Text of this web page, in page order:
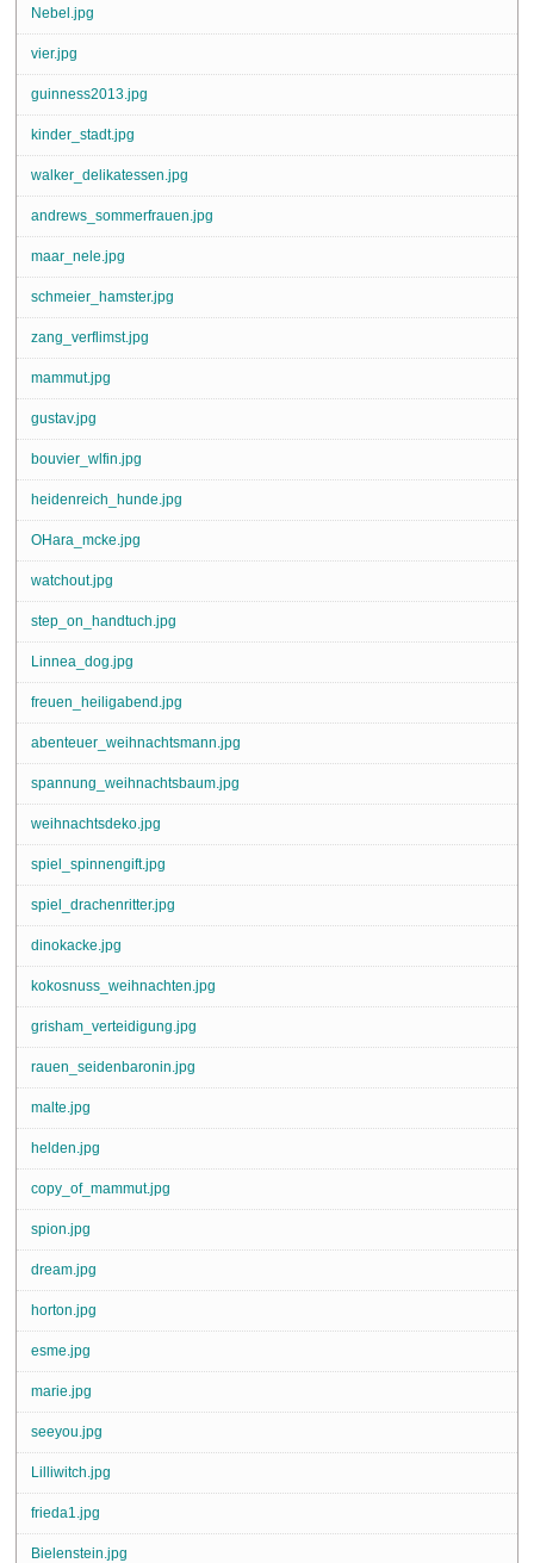
Nebel.jpg
vier.jpg
guinness2013.jpg
kinder_stadt.jpg
walker_delikatessen.jpg
andrews_sommerfrauen.jpg
maar_nele.jpg
schmeier_hamster.jpg
zang_verflimst.jpg
mammut.jpg
gustav.jpg
bouvier_wlfin.jpg
heidenreich_hunde.jpg
OHara_mcke.jpg
watchout.jpg
step_on_handtuch.jpg
Linnea_dog.jpg
freuen_heiligabend.jpg
abenteuer_weihnachtsmann.jpg
spannung_weihnachtsbaum.jpg
weihnachtsdeko.jpg
spiel_spinnengift.jpg
spiel_drachenritter.jpg
dinokacke.jpg
kokosnuss_weihnachten.jpg
grisham_verteidigung.jpg
rauen_seidenbaronin.jpg
malte.jpg
helden.jpg
copy_of_mammut.jpg
spion.jpg
dream.jpg
horton.jpg
esme.jpg
marie.jpg
seeyou.jpg
Lilliwitch.jpg
frieda1.jpg
Bielenstein.jpg